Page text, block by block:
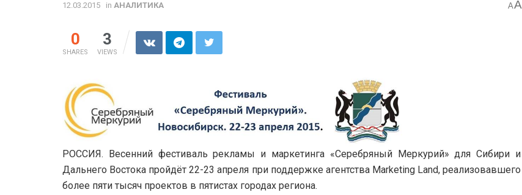
12.03.2015 in АНАЛИТИКА AA
0
SHARES
3
VIEWS
РОССИЯ. Весенний фестиваль рекламы и маркетинга «Серебряный Меркурий» для Сибири и
Дальнего Востока пройдёт 22-23 апреля при поддержке агентства Marketing Land, реализовавшего
более пяти тысяч проектов в пятистах городах региона.